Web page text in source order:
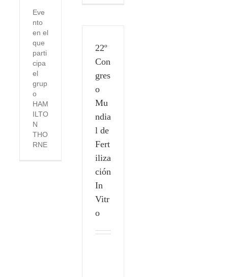
Eve
nto
en el
que
parti
cipa
el
grup
o
HAM
ILTO
N
THO
RNE
22º
Con
gres
o
Mu
ndia
l de
Fert
iliza
ción
In
Vitr
o